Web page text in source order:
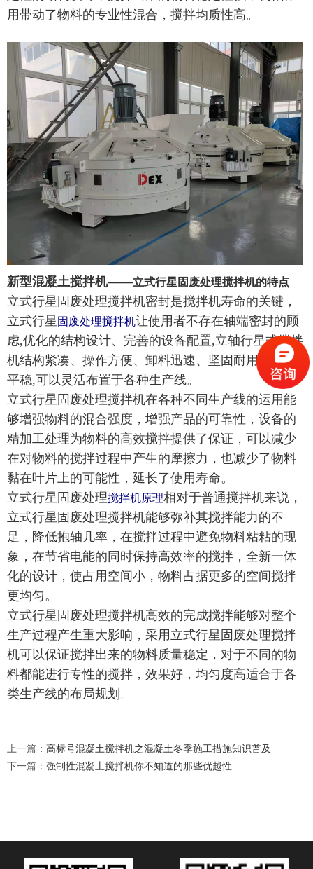
用带动了物料的专业性混合，搅拌均质性高。
新型混凝土搅拌机——立式行星固废处理搅拌机的特点
立式行星固废处理搅拌机密封是搅拌机寿命的关键，
立式行星 固废处理搅拌机让使用者不存在轴端密封的顾
虑,优化的结构设计、完善的设备配置,立轴行星式搅拌
机结构紧凑、操作方便、卸料迅速、坚固耐用、运行
平稳,可以灵活布置于各种生产线。
立式行星固废处理搅拌机在各种不同生产线的运用能
够增强物料的混合强度，增强产品的可靠性，设备的
精加工处理为物料的高效搅拌提供了保证，可以减少
在对物料的搅拌过程中产生的摩擦力，也减少了物料
黏在叶片上的可能性，延长了使用寿命。
立式行星固废处理搅拌机原理相对于普通搅拌机来说，
立式行星固废处理搅拌机能够弥补其搅拌能力的不
足，降低抱轴几率，在搅拌过程中避免物料粘粘的现
象，在节省电能的同时保持高效率的搅拌，全新一体
化的设计，使占用空间小，物料占据更多的空间搅拌
更均匀。
立式行星固废处理搅拌机高效的完成搅拌能够对整个
生产过程产生重大影响，采用立式行星固废处理搅拌
机可以保证搅拌出来的物料质量稳定，对于不同的物
料都能进行专性的搅拌，效果好，均匀度高适合于各
类生产线的布局规划。
上一篇： 高标号混凝土搅拌机之混凝土冬季施工措施知识普及
下一篇： 强制性混凝土搅拌机你不知道的那些优越性